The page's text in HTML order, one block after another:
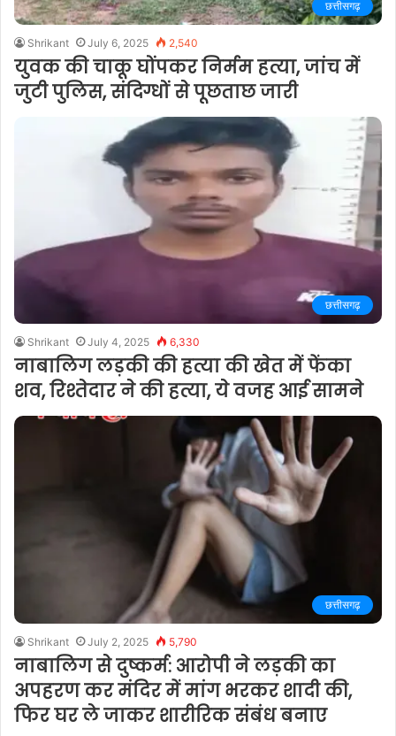
छत्तीसगढ़
Shrikant July 6, 2025 2,540
युवक की चाकू घोंपकर निर्मम हत्या, जांच में
जुटी पुलिस, संदिग्धों से पूछताछ जारी
छत्तीसगढ़
Shrikant July 4, 2025 6,330
नाबालिग लड़की की हत्या की खेत में फेंका
शव, रिश्तेदार ने की हत्या, ये वजह आई सामने
छत्तीसगढ़
Shrikant July 2, 2025 5,790
नाबालिग से दुष्कर्म: आरोपी ने लड़की का
अपहरण कर मंदिर में मांग भरकर शादी की,
फिर घर ले जाकर शारीरिक संबंध बनाए